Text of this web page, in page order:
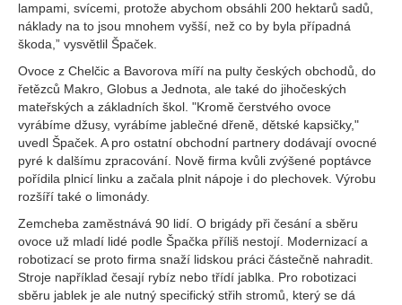
lampami, svícemi, protože abychom obsáhli 200 hektarů sadů,
náklady na to jsou mnohem vyšší, než co by byla případná
škoda,” vysvětlil Špaček.
Ovoce z Chelčic a Bavorova míří na pulty českých obchodů, do
řetězců Makro, Globus a Jednota, ale také do jihočeských
mateřských a základních škol. "Kromě čerstvého ovoce
vyrábíme džusy, vyrábíme jablečné dřeně, dětské kapsičky,"
uvedl Špaček. A pro ostatní obchodní partnery dodávají ovocné
pyré k dalšímu zpracování. Nově firma kvůli zvýšené poptávce
pořídila plnicí linku a začala plnit nápoje i do plechovek. Výrobu
rozšíří také o limonády.
Zemcheba zaměstnává 90 lidí. O brigády při česání a sběru
ovoce už mladí lidé podle Špačka příliš nestojí. Modernizací a
robotizací se proto firma snaží lidskou práci částečně nahradit.
Stroje například česají rybíz nebo třídí jablka. Pro robotizaci
sběru jablek je ale nutný specifický střih stromů, který se dá